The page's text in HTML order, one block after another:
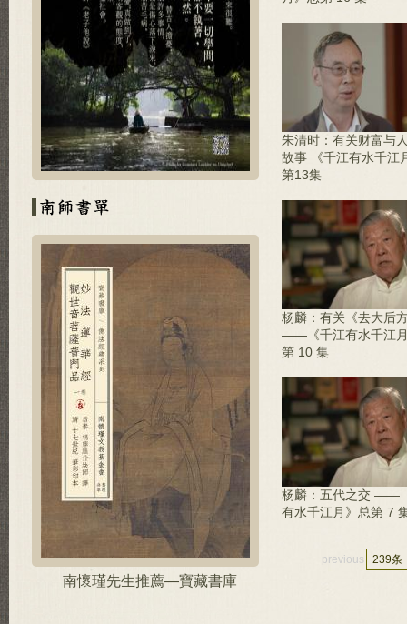
南懷瑾先生推薦—寶藏書庫
朱清时：有关财富与
故事 《千江有水千江
第13集
杨麟：有关《去大后
——《千江有水千江
第 10 集
杨麟：五代之交 ——
有水千江月》总第 7
previous 239条